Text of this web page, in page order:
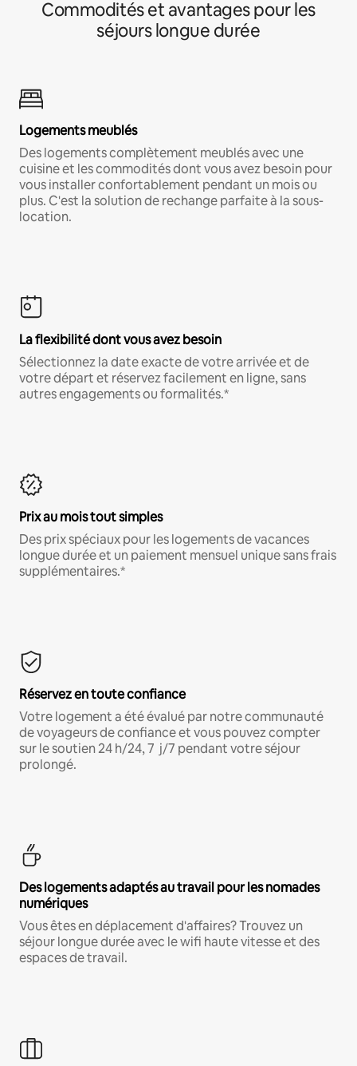
Commodités et avantages pour les
séjours longue durée
Logements meublés
Des logements complètement meublés avec une
cuisine et les commodités dont vous avez besoin pour
vous installer confortablement pendant un mois ou
plus. C'est la solution de rechange parfaite à la sous-
location.
La flexibilité dont vous avez besoin
Sélectionnez la date exacte de votre arrivée et de
votre départ et réservez facilement en ligne, sans
autres engagements ou formalités.*
Prix au mois tout simples
Des prix spéciaux pour les logements de vacances
longue durée et un paiement mensuel unique sans frais
supplémentaires.*
Réservez en toute confiance
Votre logement a été évalué par notre communauté
de voyageurs de confiance et vous pouvez compter
sur le soutien 24 h/24, 7 j/7 pendant votre séjour
prolongé.
Des logements adaptés au travail pour les nomades
numériques
Vous êtes en déplacement d'affaires? Trouvez un
séjour longue durée avec le wifi haute vitesse et des
espaces de travail.